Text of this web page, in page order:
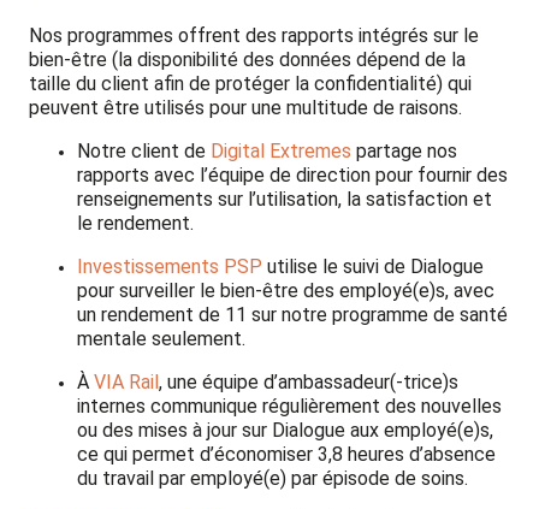
Nos programmes offrent des rapports intégrés sur le
bien-être (la disponibilité des données dépend de la
taille du client afin de protéger la confidentialité) qui
peuvent être utilisés pour une multitude de raisons.
Notre client de Digital Extremes partage nos
rapports avec l’équipe de direction pour fournir des
renseignements sur l’utilisation, la satisfaction et
le rendement.
Investissements PSP utilise le suivi de Dialogue
pour surveiller le bien-être des employé(e)s, avec
un rendement de 11 sur notre programme de santé
mentale seulement.
À VIA Rail , une équipe d’ambassadeur(-trice)s
internes communique régulièrement des nouvelles
ou des mises à jour sur Dialogue aux employé(e)s,
ce qui permet d’économiser 3,8 heures d’absence
du travail par employé(e) par épisode de soins.